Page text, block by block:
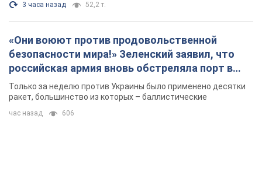
3 часа назад 52,2 т.
«Они воюют против продовольственной
безопасности мира!» Зеленский заявил, что
российская армия вновь обстреляла порт в
Одессе
Только за неделю против Украины было применено десятки
ракет, большинство из которых – баллистические
час назад 606